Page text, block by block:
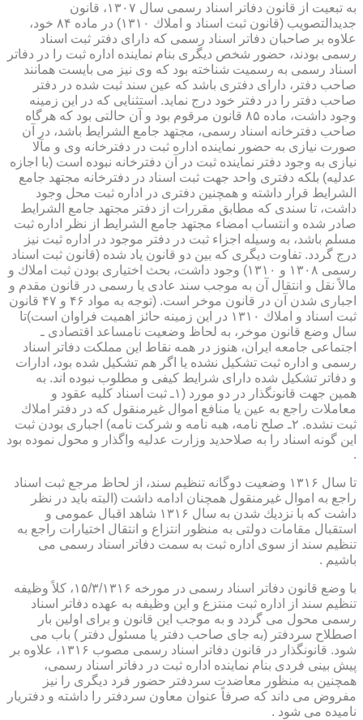
به تبعیت از قانون دفاتر اسناد رسمی سال ۱۳۰۷، قانون
جدیدالتصویب (قانون ثبت اسناد و املاك ۱۳۱۰) در ماده ۸۴ خود،
علاوه بر صاحبان دفاتر اسناد رسمی كه دارای دفتر ثبت اسناد
رسمی بودند، حضور شخص دیگری بنام نماینده اداره ثبت را در دفاتر
اسناد رسمی به رسمیت شناخته بود كه وی نیز می بایست همانند
صاحب دفتر، دارای دفتری باشد كه عین سند ثبت شده در دفتر
صاحب دفتر را در دفتر خود درج نماید. استثنایی كه در این زمینه
وجود داشت، ماده ۸۵ قانون مرقوم بود و آن حالتی بود كه هرگاه
صاحب دفترخانه اسناد رسمی، مجتهد جامع الشرایط باشد، در آن
صورت نیازی به حضور نماینده اداره ثبت در دفترخانه وی و مآلا
نیازی به وجود دفتر نماینده ثبت در آن دفترخانه نبوده است (با اجازه
عدلیه) بلكه دفتری واحد جهت ثبت اسناد در دفترخانه مجتهد جامع
الشرایط قرار داشته و همچنین دفتری در اداره ثبت محل وجود
داشت، تا سندی كه مطابق مقررات از دفتر مجتهد جامع الشرایط
صادر شده و انتساب امضاء مجتهد جامع الشرایط از نظر اداره ثبت
مسلم باشد، به وسیله اجزاء ثبت در دفتر موجود در اداره ثبت نیز
درج گردد. تفاوت دیگری كه بین دو قانون یاد شده (قانون ثبت اسناد
رسمی ۱۳۰۸ و ۱۳۱۰) وجود داشت، بحث اختیاری بودن ثبت املاك و
مالاً نقل و انتقال آن به موجب سند عادی یا رسمی در قانون مقدم و
اجباری شدن آن در قانون موخر است. (توجه به مواد ۴۶ و ۴۷ قانون
ثبت اسناد و املاك ۱۳۱۰ در این زمینه حائز اهمیت فراوان است)تا
سال وضع قانون موخر، به لحاظ وضعیت نامساعد اقتصادی ـ
اجتماعی جامعه ایران، هنوز در همه نقاط این مملكت دفاتر اسناد
رسمی و اداره ثبت تشكیل نشده یا اگر هم تشكیل شده بود، ادارات
و دفاتر تشكیل شده دارای شرایط كیفی و مطلوب نبوده اند. به
همین جهت قانونگذار در دو مورد (۱ـ ثبت اسناد كلیه عقود و
معاملات راجع به عین یا منافع اموال غیرمنقول كه در دفتر املاك
ثبت نشده. ۲ـ صلح نامه، هبه نامه و شركت نامه) اجباری بودن ثبت
این گونه اسناد را به صلاحدید وزارت عدلیه واگذار و محول نموده بود
.
تا سال ۱۳۱۶ وضعیت دوگانه تنظیم سند، از لحاظ مرجع ثبت اسناد
راجع به اموال غیرمنقول همچنان ادامه داشت (البته باید در نظر
داشت كه با نزدیك شدن به سال ۱۳۱۶ شاهد اقبال عمومی و
استقبال مقامات دولتی به منظور انتزاع و انتقال اختیارات راجع به
تنظیم سند از سوی اداره ثبت به سمت دفاتر اسناد رسمی می
باشیم .
با وضع قانون دفاتر اسناد رسمی در مورخه ۱۵/۳/۱۳۱۶، كلاً وظیفه
تنظیم سند از اداره ثبت منتزع و این وظیفه به عهده دفاتر اسناد
رسمی محول می گردد و به موجب این قانون و برای اولین بار
اصطلاح سردفتر (به جای صاحب دفتر یا مسئول دفتر ) باب می
شود. قانونگذار در قانون دفاتر اسناد رسمی مصوب ۱۳۱۶، علاوه بر
پیش بینی فردی بنام نماینده اداره ثبت در دفاتر اسناد رسمی،
همچنین به منظور معاضدت سردفتر حضور فرد دیگری را نیز
مفروض می داند كه صرفاً عنوان معاون سردفتر را داشته و دفتریار
نامیده می شود .